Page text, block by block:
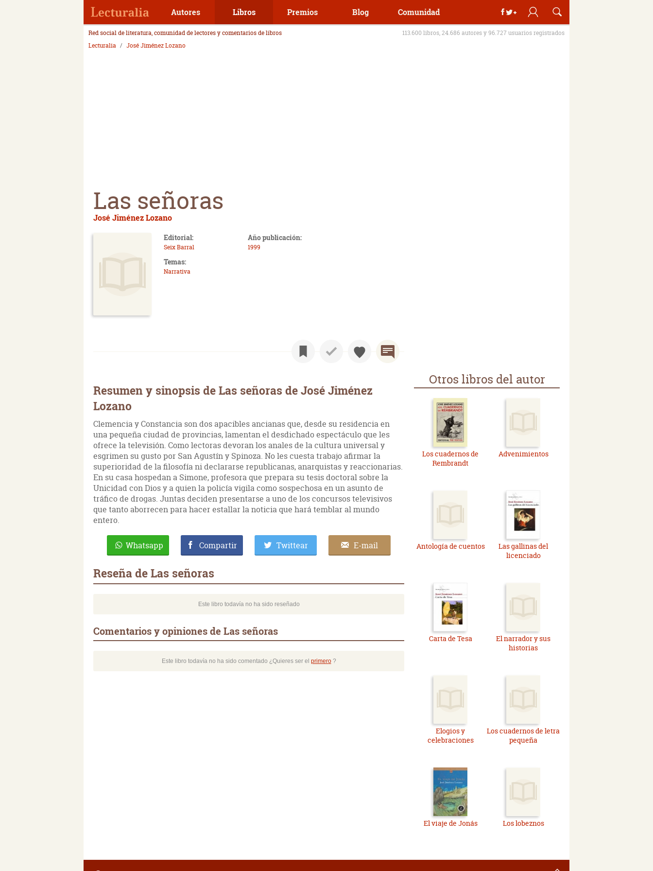
Autores Libros Premios Blog Comunidad
Red social de literatura, comunidad de lectores y comentarios de libros
113.600 libros, 24.686 autores y 96.727 usuarios registrados
Lecturalia
José Jiménez Lozano
Las señoras
José Jiménez Lozano
Editorial:
Seix Barral
Año publicación:
1999
Temas:
Narrativa
Resumen y sinopsis de Las señoras de José Jiménez
Lozano
Clemencia y Constancia son dos apacibles ancianas que, desde su residencia en
una pequeña ciudad de provincias, lamentan el desdichado espectáculo que les
ofrece la televisión. Como lectoras devoran los anales de la cultura universal y
esgrimen su gusto por San Agustín y Spinoza. No les cuesta trabajo afirmar la
superioridad de la filosofía ni declararse republicanas, anarquistas y reaccionarias.
En su casa hospedan a Simone, profesora que prepara su tesis doctoral sobre la
Unicidad con Dios y a quien la policía vigila como sospechosa en un asunto de
tráfico de drogas. Juntas deciden presentarse a uno de los concursos televisivos
que tanto aborrecen para hacer estallar la noticia que hará temblar al mundo
entero.
Whatsapp Compartir Twittear E-mail
Reseña de Las señoras
Este libro todavía no ha sido reseñado
Comentarios y opiniones de Las señoras
Este libro todavía no ha sido comentado ¿Quieres ser el primero?
Otros libros del autor
Los cuadernos de
Rembrandt
Advenimientos
Antología de cuentos
Las gallinas del
licenciado
Carta de Tesa
El narrador y sus
historias
Elogios y
celebraciones
Los cuadernos de letra
pequeña
El viaje de Jonás Los lobeznos